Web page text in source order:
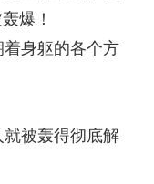
爆！
身躯的各个方
被轰得彻底解